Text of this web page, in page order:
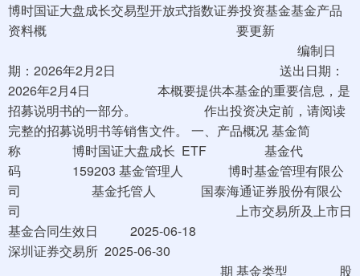
博时国证大盘成长交易型开放式指数证券投资基金基金产品
资料概 要更新
编制日
期：2026年2月2日 送出日期：
2026年2月4日 本概要提供本基金的重要信息，是
招募说明书的一部分。 作出投资决定前，请阅读
完整的招募说明书等销售文件。 一、产品概况 基金简
称 博时国证大盘成长 ETF 基金代
码 159203 基金管理人 博时基金管理有限公
司 基金托管人 国泰海通证券股份有限公
司 上市交易所及上市日
基金合同生效日 2025-06-18
深圳证券交易所 2025-06-30
期 基金类型 股